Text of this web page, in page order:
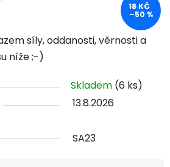
síly, oddanosti, věrnosti a
níže ;-)
Skladem (6 ks)
13.8.2026
SA23
18 KČ
–50 %